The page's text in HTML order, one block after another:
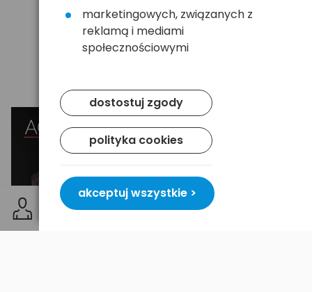
marketingowych, związanych z
reklamą i mediami
społecznościowymi
dostostuj zgody
polityka cookies
akceptuj wszystkie >